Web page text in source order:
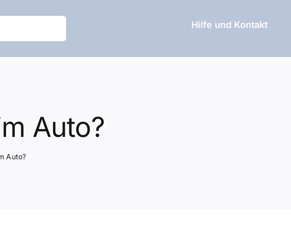
Hilfe und Kontakt
Auto?
Auto?